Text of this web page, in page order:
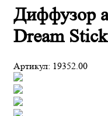
Диффузор
Dream
Артикул: 19352.00